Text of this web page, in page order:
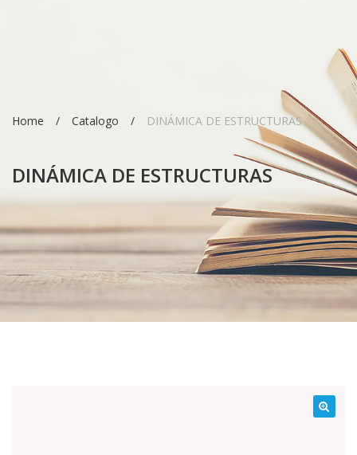
Home Catalogo DINÁMICA DE ESTRUCTURAS
DINÁMICA DE ESTRUCTURAS